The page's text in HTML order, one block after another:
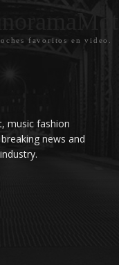
favoritos en video.
music fashion
news and